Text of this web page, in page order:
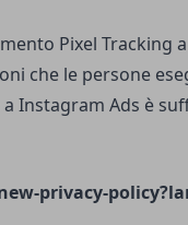
Pixel Tracking
che le persone
Instagram Ads è
privacy-